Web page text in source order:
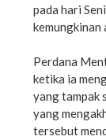
pada hari
kemungkinan
Perdana
ketika ia
yang tampak
yang
tersebut